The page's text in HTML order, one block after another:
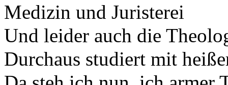
Medizin und Juristerei
Und leider auch die
Durchaus studiert mit